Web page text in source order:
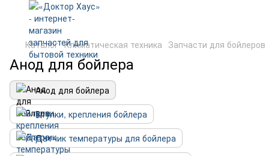
Каталог Климатическая техника Запчасти для бойлеров
Анод для бойлера
Анод для бойлера
Втулки, крепления бойлера
Датчик температуры для бойлера